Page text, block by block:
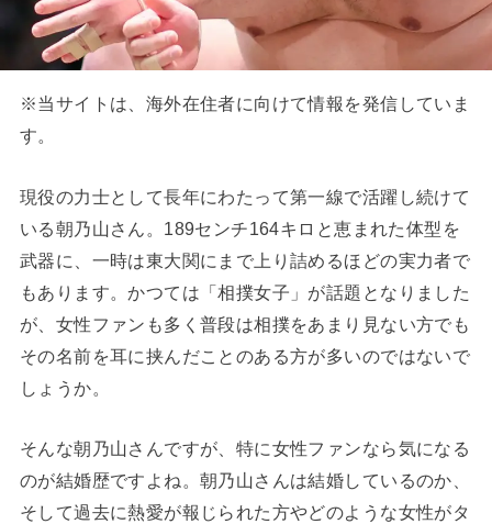
※当サイトは、海外在住者に向けて情報を発信していま
す。
現役の力士として長年にわたって第一線で活躍し続けて
いる朝乃山さん。189センチ164キロと恵まれた体型を
武器に、一時は東大関にまで上り詰めるほどの実力者で
もあります。かつては「相撲女子」が話題となりました
が、女性ファンも多く普段は相撲をあまり見ない方でも
その名前を耳に挟んだことのある方が多いのではないで
しょうか。
そんな朝乃山さんですが、特に女性ファンなら気になる
のが結婚歴ですよね。朝乃山さんは結婚しているのか、
そして過去に熱愛が報じられた方やどのような女性がタ